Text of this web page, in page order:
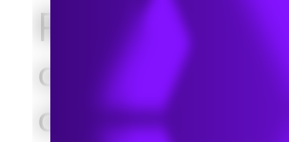
Résidus de
combustion du
charbon